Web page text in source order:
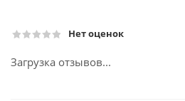
Нет оценок
Загрузка отзывов...